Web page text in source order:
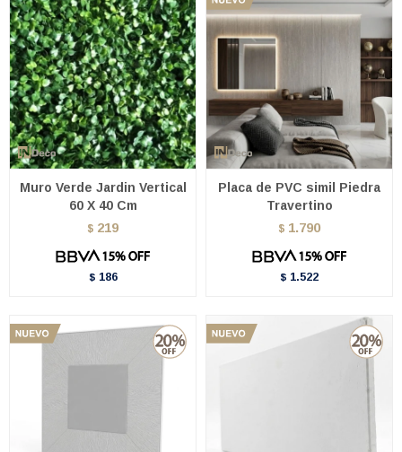
Muro Verde Jardin Vertical
60 X 40 Cm
$ 219
$ 186
Placa de PVC simil Piedra
Travertino
$ 1.790
$ 1.522